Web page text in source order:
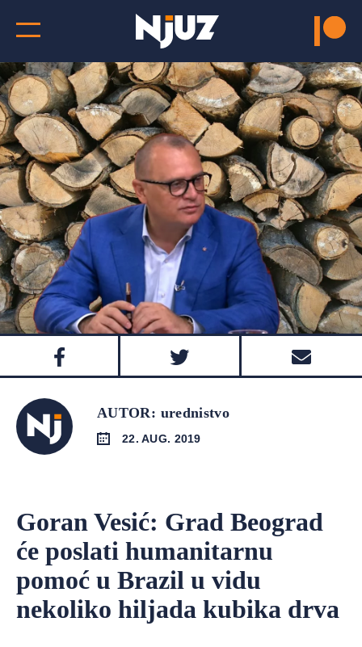
AUTOR: urednistvo
22. AUG. 2019
Goran Vesić: Grad Beograd
će poslati humanitarnu
pomoć u Brazil u vidu
nekoliko hiljada kubika drva